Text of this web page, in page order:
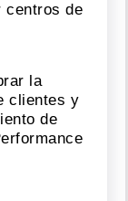
centros de
la
clientes y
de